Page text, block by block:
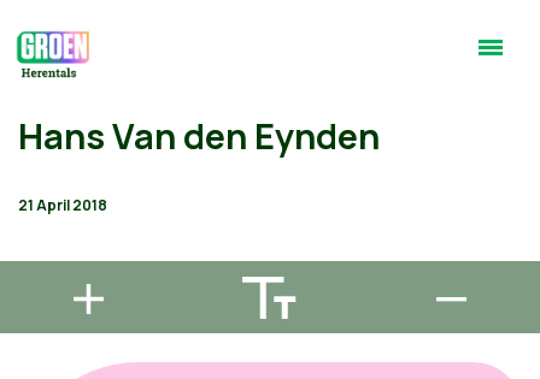
Hans Van den Eynden
21 April 2018